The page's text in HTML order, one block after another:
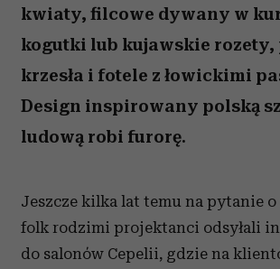
kwiaty, filcowe dywany w
kogutki lub kujawskie rozety,
krzesła i fotele z łowickimi
Design inspirowany polską
ludową robi furorę.
Jeszcze kilka lat temu na pytanie
folk rodzimi projektanci odsyłali
do salonów Cepelii, gdzie na